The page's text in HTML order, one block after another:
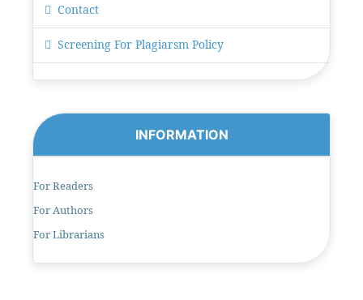
Contact
Screening For Plagiarsm Policy
INFORMATION
For Readers
For Authors
For Librarians